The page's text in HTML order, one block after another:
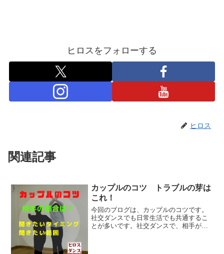
ヒロスをフォローする
ヒロス
関連記事
カップルのコツ トラブルの芽は
これ！
今回のブログは、カップルのコツです。
社交ダンスでも日常生活でも共通するこ
とが多いです。社交ダンスで、相手が自